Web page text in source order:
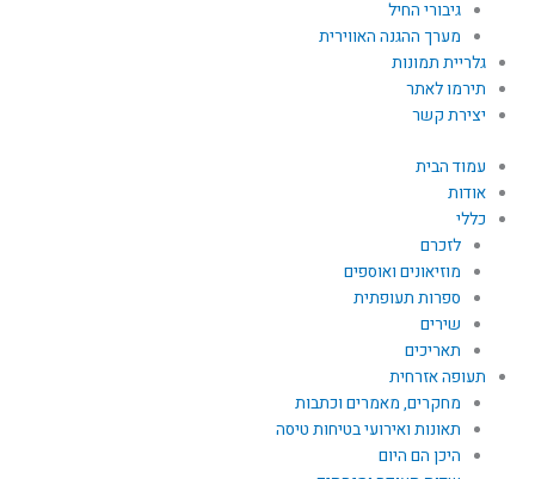
גיבורי החיל
מערך ההגנה האווירית
גלריית תמונות
תירמו לאתר
יצירת קשר
עמוד הבית
אודות
כללי
לזכרם
מוזיאונים ואוספים
ספרות תעופתית
שירים
תאריכים
תעופה אזרחית
מחקרים, מאמרים וכתבות
תאונות ואירועי בטיחות טיסה
היכן הם היום